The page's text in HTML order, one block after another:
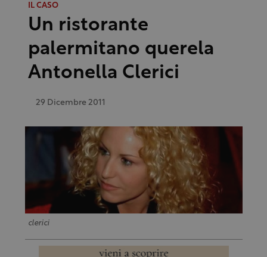
IL CASO
Un ristorante
palermitano querela
Antonella Clerici
29 Dicembre 2011
clerici